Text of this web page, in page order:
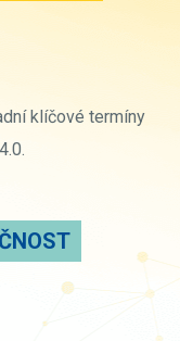
klíčové termíny